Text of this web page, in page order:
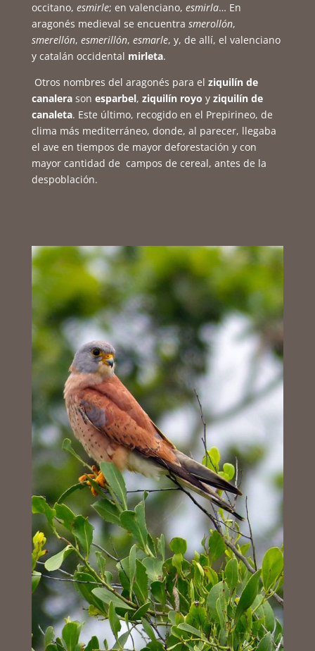
occitano, esmirle; en valenciano, esmirla… En
aragonés medieval se encuentra smerollón,
smerellón, esmerillón, esmarle, y, de allí, el valenciano
y catalán occidental mirleta.
Otros nombres del aragonés para el ziquilín de
canalerason esparbel, ziquilín royo y ziquilín de
canaleta. Este último, recogido en el Prepirineo, de
clima más mediterráneo, donde, al parecer, llegaba
el ave en tiempos de mayor deforestación y con
mayor cantidad de campos de cereal, antes de la
despoblación.